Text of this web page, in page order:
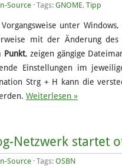
Source · Tags: GNOME, Tipp
unter
mit der Änderung des
Punkt, zeigen gängige
Einstellungen im
Strg + H kann die
Weiterlesen »
Netzwerk startet
Source · Tags: OSBN